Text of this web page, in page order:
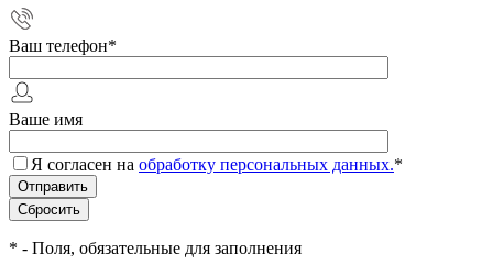
Ваш телефон*
Ваше имя
Я согласен на обработку персональных данных.*
* - Поля, обязательные для заполнения